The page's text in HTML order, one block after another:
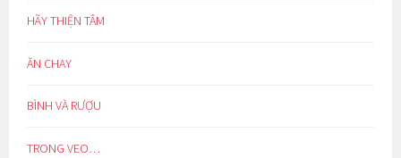
HÃY THIỆN TÂM
ĂN CHAY
BÌNH VÀ RƯỢU
TRONG VEO…